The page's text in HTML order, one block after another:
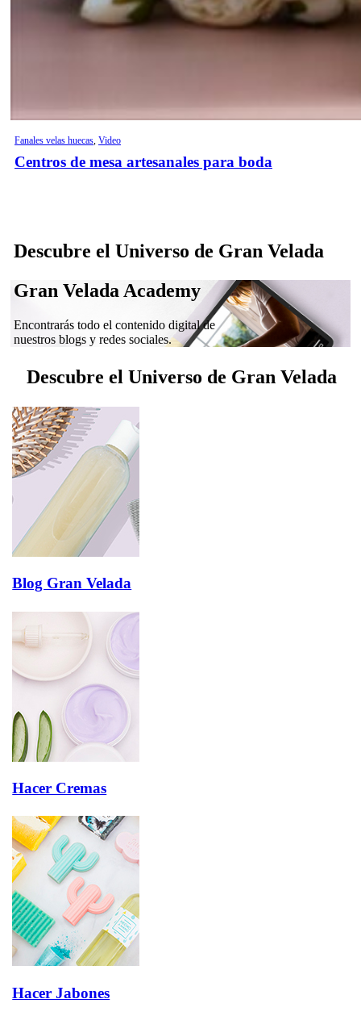
Fanales velas huecas Video
Centros de mesa artesanales para boda
Descubre el Universo de Gran Velada
Gran Velada Academy
Encontrarás todo el contenido digital de
nuestros blogs y redes sociales.
Descubre el Universo de Gran Velada
Blog Gran Velada
Hacer Cremas
Hacer Jabones